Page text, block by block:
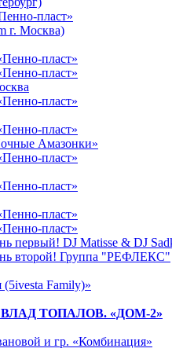
пласт»
г. Москва)
пласт»
пласт»
пласт»
пласт»
Амазонки»
пласт»
пласт»
пласт»
пласт»
первый! DJ Matisse & DJ
второй! Группа "РЕФЛЕКС"
Family)»
ВЛАД ТОПАЛОВ. «ДОМ-2»
и гр. «Комбинация»